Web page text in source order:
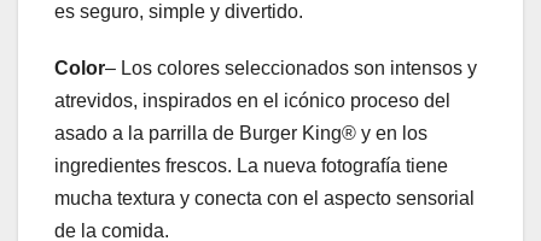
es seguro, simple y divertido.
Color– Los colores seleccionados son intensos y
atrevidos, inspirados en el icónico proceso del
asado a la parrilla de Burger King® y en los
ingredientes frescos. La nueva fotografía tiene
mucha textura y conecta con el aspecto sensorial
de la comida.